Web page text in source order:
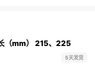
（mm） 215、225
5天发货